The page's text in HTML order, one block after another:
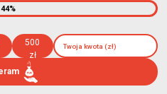
44%
500
zł